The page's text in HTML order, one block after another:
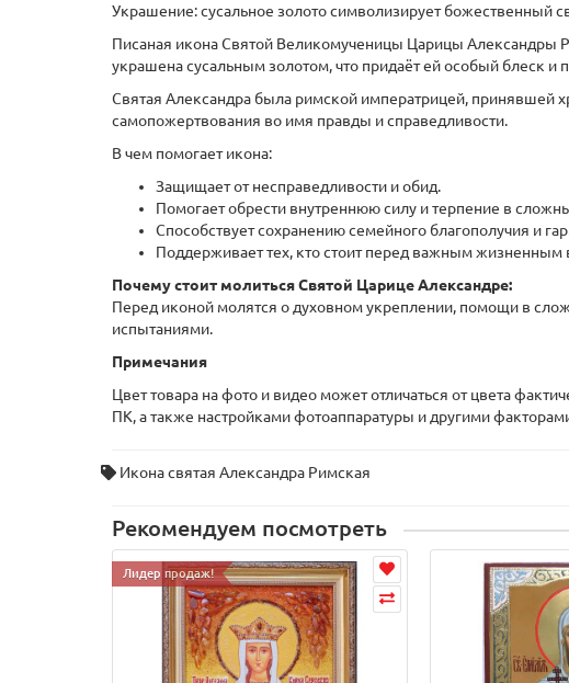
Украшение: сусальное золото символизирует божественный
Писаная икона Святой Великомученицы Царицы Александры
украшена сусальным золотом, что придаёт ей особый блеск и
Святая Александра была римской императрицей, принявшей
самопожертвования во имя правды и справедливости.
В чем помогает икона:
Защищает от несправедливости и обид.
Помогает обрести внутреннюю силу и терпение в
Способствует сохранению семейного благополучия и
Поддерживает тех, кто стоит перед важным
Почему стоит молиться Святой Царице Александре:
Перед иконой молятся о духовном укреплении, помощи в
испытаниями.
Примечания
Цвет товара на фото и видео может отличаться от цвета
ПК, а также настройками фотоаппаратуры и другими
Икона святая Александра Римская
Рекомендуем посмотреть
Лидер продаж!